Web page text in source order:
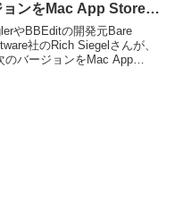
ョンをMac App Storeで
ないことを発表。
やBBEditの開発元Bare
社のRich Siegelさんが、
のバージョンをMac App